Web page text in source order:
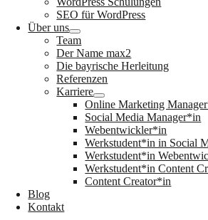
SEO für WordPress
Über uns
Team
Der Name max2
Die bayrische Herleitung
Referenzen
Karriere
Online Marketing
Social Media Manager*in
Webentwickler*in
Werkstudent*in in Social
Werkstudent*in
Werkstudent*in Content
Content Creator*in
Blog
Kontakt